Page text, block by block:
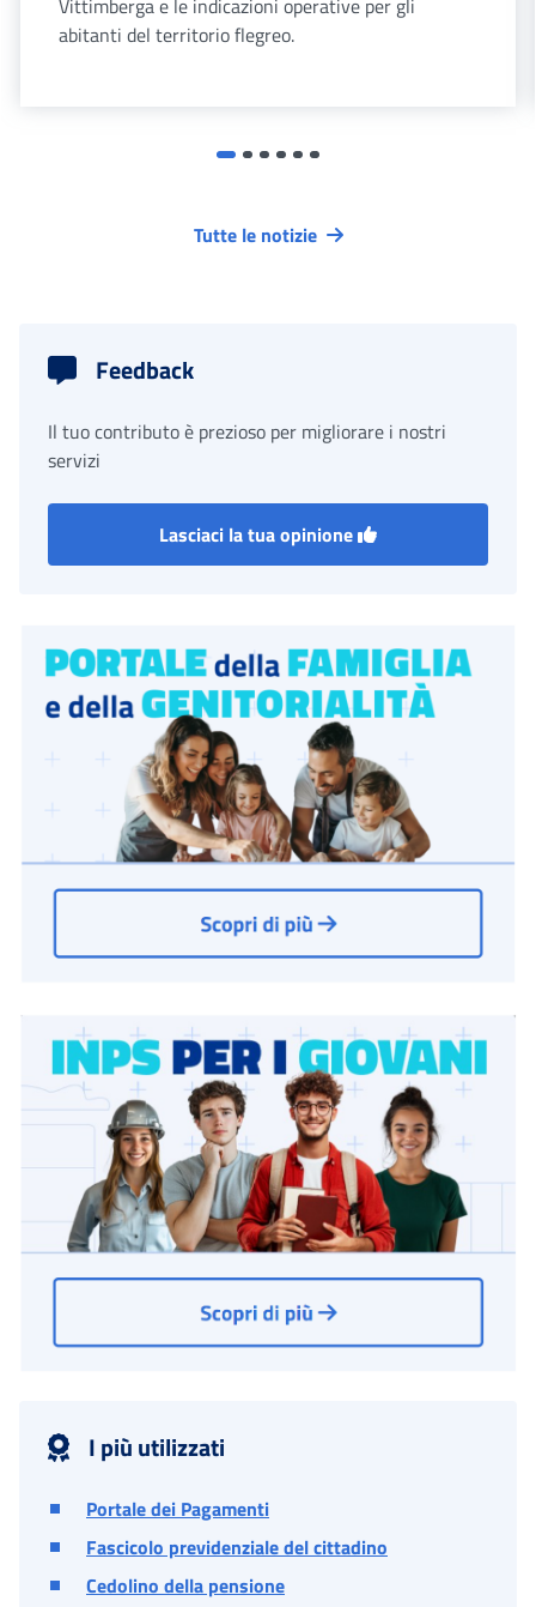
Vittimberga e le indicazioni operative per gli
abitanti del territorio flegreo.
Tutte le notizie
Feedback
Il tuo contributo è prezioso per migliorare i nostri
servizi
Lasciaci la tua opinione
I più utilizzati
Portale dei Pagamenti
Fascicolo previdenziale del cittadino
Cedolino della pensione